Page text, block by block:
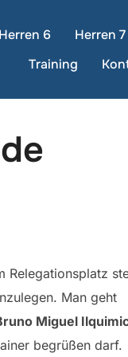
Herren 6 Herren 7
Training
Relegationsplatz
Man geht
Miguel
begrüßen darf.